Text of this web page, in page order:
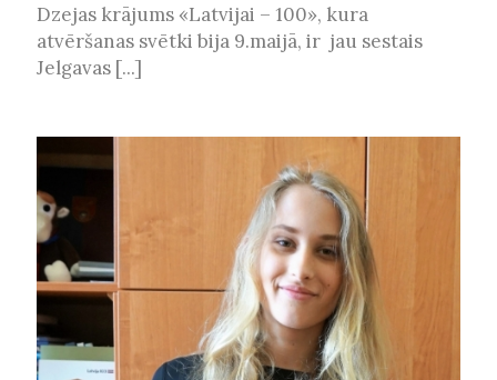
Dzejas krājums «Latvijai – 100», kura
atvēršanas svētki bija 9.maijā, ir jau sestais
Jelgavas [...]